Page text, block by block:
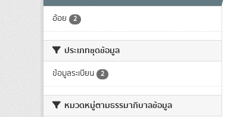
อ้อย 2
ประเภทชุดข้อมูล
ข้อมูลระเบียน 2
หมวดหมู่ตามธรรมาภิบาลข้อมูล